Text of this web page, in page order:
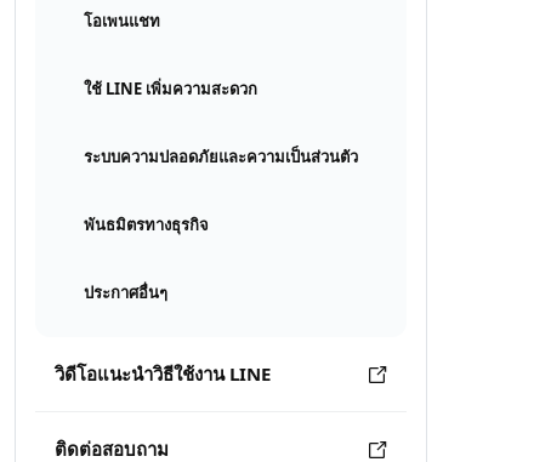
โอเพนแชท
ใช้ LINE เพิ่มความสะดวก
ระบบความปลอดภัยและความเป็นส่วนตัว
พันธมิตรทางธุรกิจ
ประกาศอื่นๆ
วิดีโอแนะนำวิธีใช้งาน LINE
ติดต่อสอบถาม